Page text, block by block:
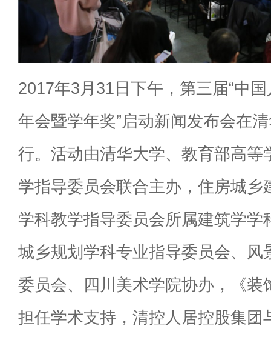
2017年3月31日下午，第三届“中
年会暨学年奖”启动新闻发布会在
行。活动由清华大学、教育部高等
学指导委员会联合主办，住房城乡
学科教学指导委员会所属建筑学学
城乡规划学科专业指导委员会、风
委员会、四川美术学院协办，《装
担任学术支持，清控人居控股集团